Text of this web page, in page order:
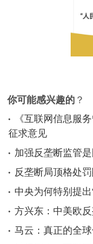
你可能感兴趣的 ？
《互联网信息服
征求意见
加强反垄断监管
反垄断局顶格处
中央为何特别提
方兴东：中美欧
马云：真正的全